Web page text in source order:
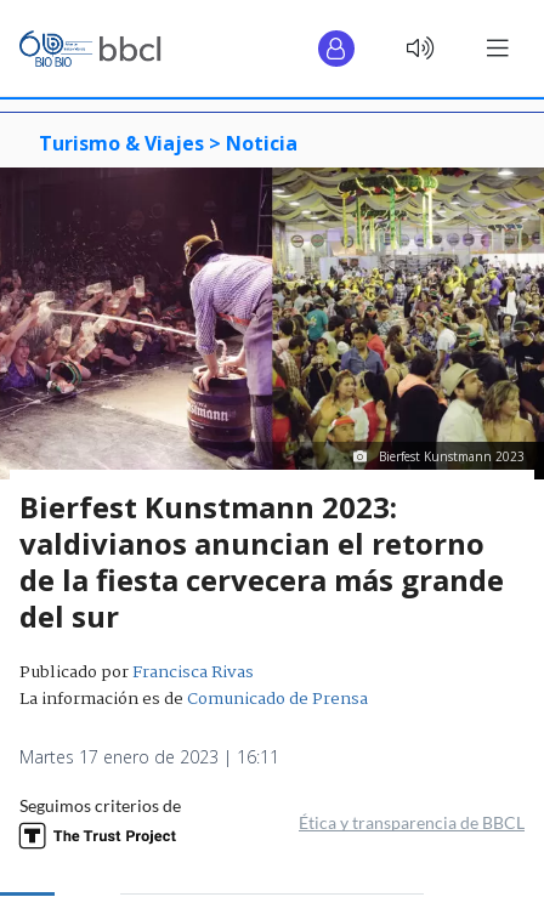
Turismo & Viajes > Noticia
Bierfest Kunstmann 2023
Bierfest Kunstmann 2023:
valdivianos anuncian el retorno
de la fiesta cervecera más grande
del sur
Publicado porFrancisca Rivas
La información es deComunicado de Prensa
Martes 17 enero de 2023 | 16:11
Seguimos criterios de
Ética y transparencia de BBCL